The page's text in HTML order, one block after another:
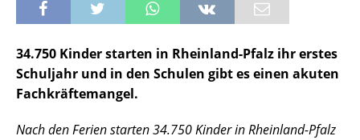
34.750 Kinder starten in Rheinland-Pfalz ihr erstes
Schuljahr und in den Schulen gibt es einen akuten
Fachkräftemangel.
Nach den Ferien starten 34.750 Kinder in Rheinland-Pfalz